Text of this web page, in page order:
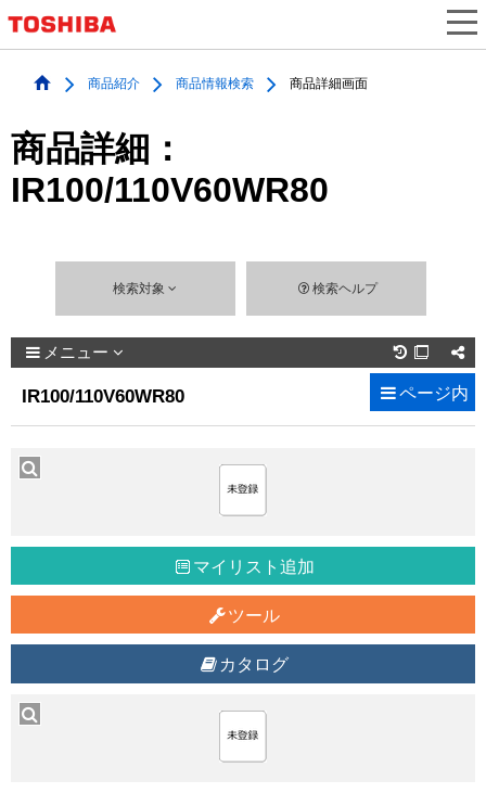
商品紹介 商品情報検索 商品詳細画面
商品詳細：
IR100/110V60WR80
検索対象 検索ヘルプ
メニュー 
IR100/110V60WR80 ページ内
マイリスト追加
ツール
カタログ